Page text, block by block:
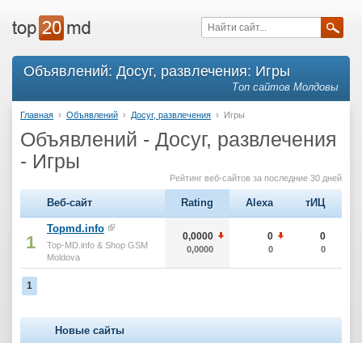
Объявлений: Досуг, развлечения: Игры
Топ сайтов Молдовы
Главная › Объявлений › Досуг, развлечения › Игры
Объявлений - Досуг, развлечения
- Игры
Рейтинг веб-сайтов за последние 30 дней
Веб-сайт Rating Alexa тИЦ
1
Topmd.info
Top-MD.info & Shop GSM
Moldova
0,0000
0,0000
0
0
0
0
1
Новые сайты